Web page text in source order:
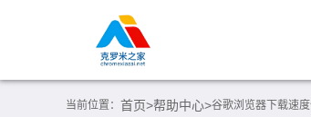
当前位置： 首页>帮助中心>谷歌浏览器下载速